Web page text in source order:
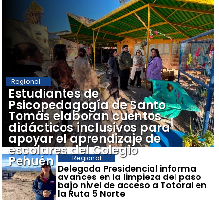
​Delegada Presidencial informa
avances en la limpieza del paso
bajo nivel de acceso a Totoral en
la Ruta 5 Norte
Regional
​Estudiantes de
Psicopedagogía de Santo
Tomás elaboran cuentos
didácticos inclusivos para
apoyar el aprendizaje de
escolares del Colegio
Pehuén
Regional